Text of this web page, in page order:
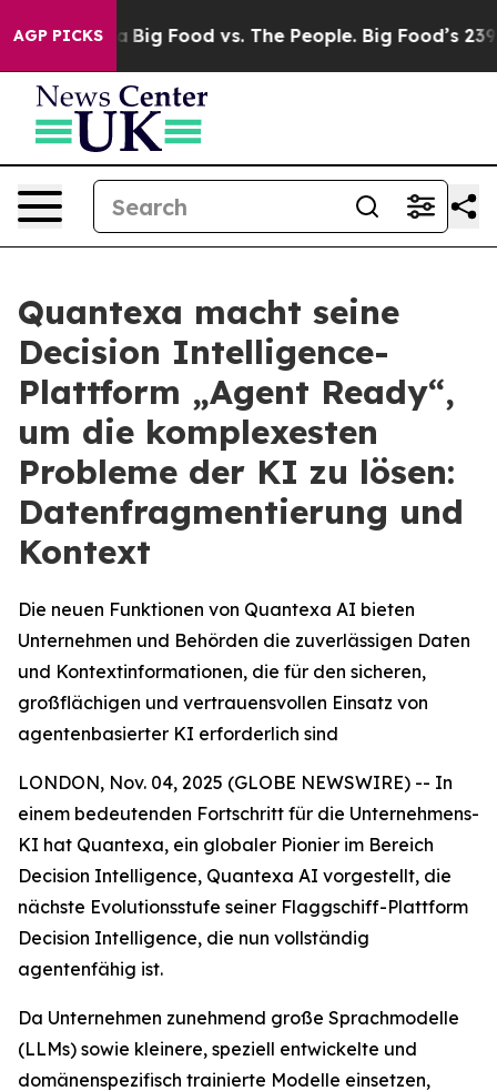
AGP PICKS
Big Food vs. The People. Big Food’s 239
Quantexa macht seine
Decision Intelligence-
Plattform „Agent Ready“,
um die komplexesten
Probleme der KI zu lösen:
Datenfragmentierung und
Kontext
Die neuen Funktionen von Quantexa AI bieten
Unternehmen und Behörden die zuverlässigen Daten
und Kontextinformationen, die für den sicheren,
großflächigen und vertrauensvollen Einsatz von
agentenbasierter KI erforderlich sind
LONDON, Nov. 04, 2025 (GLOBE NEWSWIRE) -- In
einem bedeutenden Fortschritt für die Unternehmens-
KI hat Quantexa, ein globaler Pionier im Bereich
Decision Intelligence, Quantexa AI vorgestellt, die
nächste Evolutionsstufe seiner Flaggschiff-Plattform
Decision Intelligence, die nun vollständig
agentenfähig ist.
Da Unternehmen zunehmend große Sprachmodelle
(LLMs) sowie kleinere, speziell entwickelte und
domänenspezifisch trainierte Modelle einsetzen,